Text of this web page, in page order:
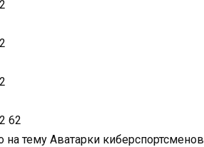
на тему Аватарки